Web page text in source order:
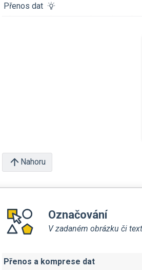
Přenos dat
Nahoru
Označování
V zadaném obrázku či
Přenos a komprese dat